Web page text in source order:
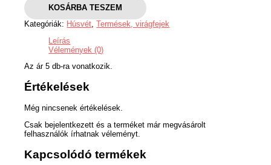
KOSÁRBA TESZEM
Kategóriák: Húsvét ,Termések, virágfejek
Leírás
Vélemények (0)
Az ár 5 db-ra vonatkozik.
Értékelések
Még nincsenek értékelések.
Csak bejelentkezett és a terméket már megvásárolt
felhasználók írhatnak véleményt.
Kapcsolódó termékek